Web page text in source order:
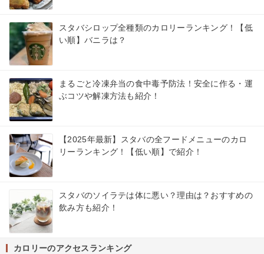
スタバシロップ全種類のカロリーランキング！【低
い順】バニラは？
まるごと冷凍弁当の食中毒予防法！安全に作る・運
ぶコツや解凍方法も紹介！
【2025年最新】スタバの全フードメニューのカロ
リーランキング！【低い順】で紹介！
スタバのソイラテは体に悪い？理由は？おすすめの
飲み方も紹介！
カロリーのアクセスランキング